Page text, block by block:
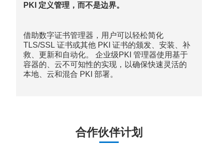
PKI 定义管理，而不是边界。
借助数字证书管理器，用户可以轻松简化
TLS/SSL 证书或其他 PKI 证书的颁发、安装、补
救、更新和自动化。 企业级PKI 管理器使用基于
容器的、云不可知性的实现，以确保快速灵活的
本地、云和混合 PKI 部署。
合作伙伴计划